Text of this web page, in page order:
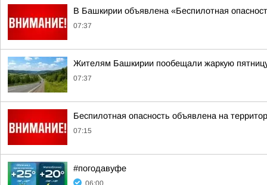
В Башкирии объявлена «Беспилотная
07:37
Жителям Башкирии пообещали жаркую
07:37
Беспилотная опасность объявлена на
07:15
#погодавуфе
06:00